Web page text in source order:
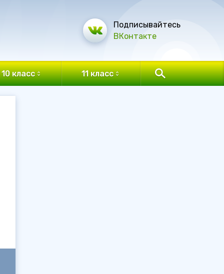
Подписывайтесь
ВКонтакте
10 класс 11 класс